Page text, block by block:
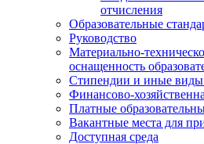
отчисления
Образовательные
Руководство
Материально-
оснащенность
Стипендии и иные виды
Финансово-
Платные
Вакантные места для
Доступная среда